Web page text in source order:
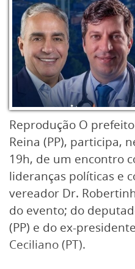
Reprodução O
Reina (PP), participa,
19h, de um encontro
lideranças políticas e
vereador Dr.
do evento; do
(PP) e do ex-
Ceciliano (PT).